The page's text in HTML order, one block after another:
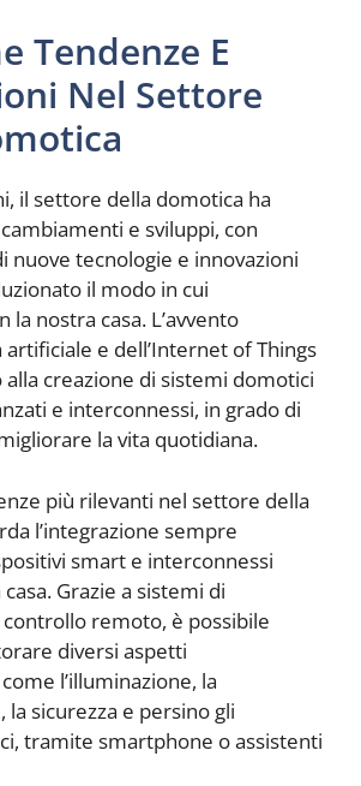
Tendenze E
Nel Settore
il settore della domotica ha
e sviluppi, con
nuove tecnologie e innovazioni
il modo in cui
la nostra casa. L’avvento
artificiale e dell’Internet of Things
alla creazione di sistemi domotici
e interconnessi, in grado di
la vita quotidiana.
più rilevanti nel settore della
l’integrazione sempre
smart e interconnessi
Grazie a sistemi di
remoto, è possibile
diversi aspetti
l’illuminazione, la
la sicurezza e persino gli
tramite smartphone o assistenti